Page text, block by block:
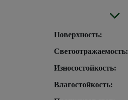
Поверхность:
Светоотражаемость:
Износостойкость:
Влагостойкость: